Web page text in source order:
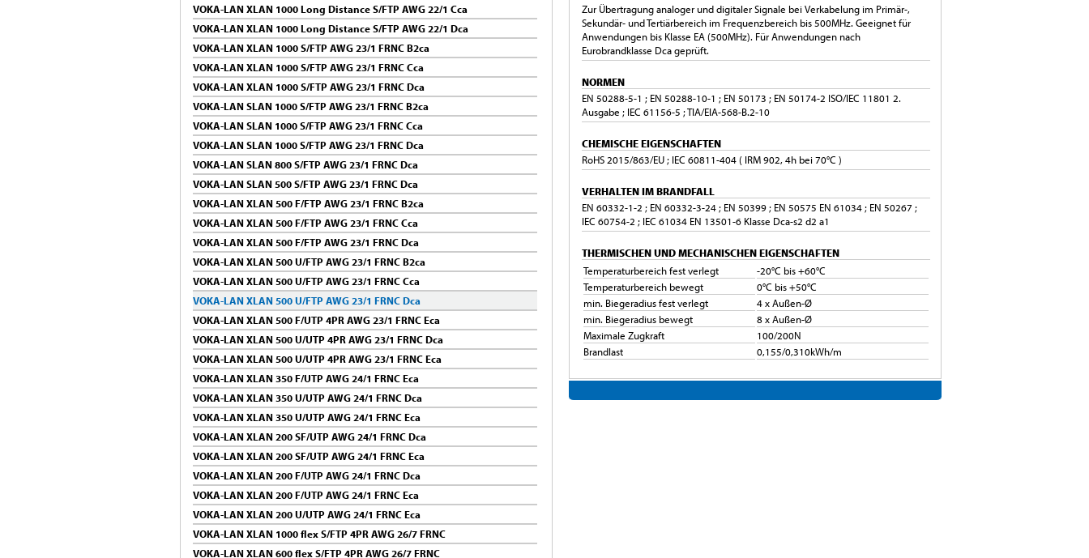
VOKA-LAN XLAN 1000 Long Distance S/FTP AWG 22/1 Cca
VOKA-LAN XLAN 1000 Long Distance S/FTP AWG 22/1 Dca
VOKA-LAN XLAN 1000 S/FTP AWG 23/1 FRNC B2ca
VOKA-LAN XLAN 1000 S/FTP AWG 23/1 FRNC Cca
VOKA-LAN XLAN 1000 S/FTP AWG 23/1 FRNC Dca
VOKA-LAN SLAN 1000 S/FTP AWG 23/1 FRNC B2ca
VOKA-LAN SLAN 1000 S/FTP AWG 23/1 FRNC Cca
VOKA-LAN SLAN 1000 S/FTP AWG 23/1 FRNC Dca
VOKA-LAN SLAN 800 S/FTP AWG 23/1 FRNC Dca
VOKA-LAN SLAN 500 S/FTP AWG 23/1 FRNC Dca
VOKA-LAN XLAN 500 F/FTP AWG 23/1 FRNC B2ca
VOKA-LAN XLAN 500 F/FTP AWG 23/1 FRNC Cca
VOKA-LAN XLAN 500 F/FTP AWG 23/1 FRNC Dca
VOKA-LAN XLAN 500 U/FTP AWG 23/1 FRNC B2ca
VOKA-LAN XLAN 500 U/FTP AWG 23/1 FRNC Cca
VOKA-LAN XLAN 500 U/FTP AWG 23/1 FRNC Dca
VOKA-LAN XLAN 500 F/UTP 4PR AWG 23/1 FRNC Eca
VOKA-LAN XLAN 500 U/UTP 4PR AWG 23/1 FRNC Dca
VOKA-LAN XLAN 500 U/UTP 4PR AWG 23/1 FRNC Eca
VOKA-LAN XLAN 350 F/UTP AWG 24/1 FRNC Eca
VOKA-LAN XLAN 350 U/UTP AWG 24/1 FRNC Dca
VOKA-LAN XLAN 350 U/UTP AWG 24/1 FRNC Eca
VOKA-LAN XLAN 200 SF/UTP AWG 24/1 FRNC Dca
VOKA-LAN XLAN 200 SF/UTP AWG 24/1 FRNC Eca
VOKA-LAN XLAN 200 F/UTP AWG 24/1 FRNC Dca
VOKA-LAN XLAN 200 F/UTP AWG 24/1 FRNC Eca
VOKA-LAN XLAN 200 U/UTP AWG 24/1 FRNC Eca
VOKA-LAN XLAN 1000 flex S/FTP 4PR AWG 26/7 FRNC
VOKA-LAN XLAN 600 flex S/FTP 4PR AWG 26/7 FRNC
Zur Übertragung analoger und digitaler Signale bei Verkabelung im Primär-,
Sekundär- und Tertiärbereich im Frequenzbereich bis 500MHz. Geeignet für
Anwendungen bis Klasse EA (500MHz). Für Anwendungen nach
Eurobrandklasse Dca geprüft.
NORMEN
EN 50288-5-1 ; EN 50288-10-1 ; EN 50173 ; EN 50174-2 ISO/IEC 11801 2.
Ausgabe ; IEC 61156-5 ; TIA/EIA-568-B.2-10
CHEMISCHE EIGENSCHAFTEN
RoHS 2015/863/EU ; IEC 60811-404 ( IRM 902, 4h bei 70°C )
VERHALTEN IM BRANDFALL
EN 60332-1-2 ; EN 60332-3-24 ; EN 50399 ; EN 50575 EN 61034 ; EN 50267 ;
IEC 60754-2 ; IEC 61034 EN 13501-6 Klasse Dca-s2 d2 a1
THERMISCHEN UND MECHANISCHEN EIGENSCHAFTEN
Temperaturbereich fest verlegt
-20°C bis +60°C
Temperaturbereich bewegt
0°C bis +50°C
min. Biegeradius fest verlegt
4 x Außen-Ø
min. Biegeradius bewegt
8 x Außen-Ø
Maximale Zugkraft
100/200N
Brandlast
0,155/0,310kWh/m